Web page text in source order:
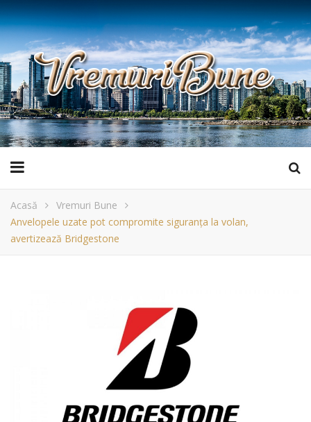
Acasă
Vremuri Bune
Anvelopele uzate pot compromite siguranța la volan,
avertizează Bridgestone